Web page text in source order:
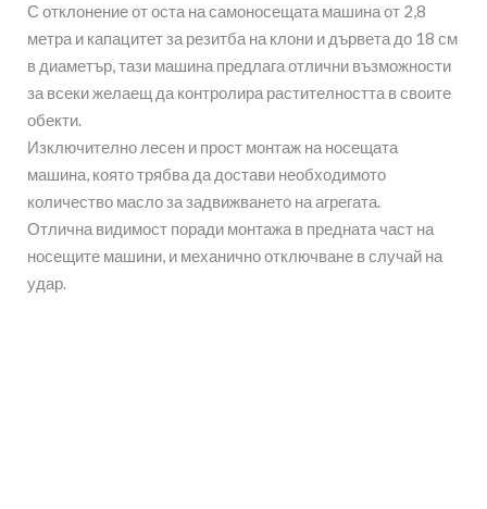
С отклонение от оста на самоносещата машина от 2,8
метра и капацитет за резитба на клони и дървета до 18 см
в диаметър, тази машина предлага отлични възможности
за всеки желаещ да контролира растителността в своите
обекти.
Изключително лесен и прост монтаж на носещата
машина, която трябва да достави необходимото
количество масло за задвижването на агрегата.
Отлична видимост поради монтажа в предната част на
носещите машини, и механично отключване в случай на
удар.